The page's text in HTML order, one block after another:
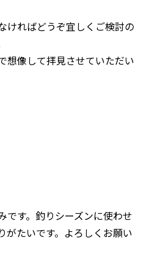
ければどうぞ宜しくご検討の
想像して拝見させていただい
です。釣りシーズンに使わせ
がたいです。よろしくお願い